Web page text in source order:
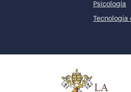
Psicología
Tecnología